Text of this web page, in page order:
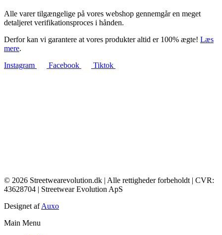
Alle varer tilgængelige på vores webshop gennemgår en meget
detaljeret verifikationsproces i hånden.
Derfor kan vi garantere at vores produkter altid er 100% ægte! Læs
mere.
Instagram
Facebook Tiktok
© 2026 Streetwearevolution.dk | Alle rettigheder forbeholdt | CVR:
43628704 | Streetwear Evolution ApS
Designet afAuxo
Main Menu